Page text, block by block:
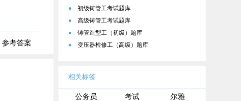
参考答案
●
初级铸管工考试题库
●
高级铸管工考试题库
●
铸管造型工（初级）题库
●
变压器检修工（高级）题库
相关标签
公务员 考试
尔雅